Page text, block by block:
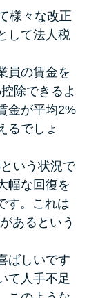
様々な改正
して法人税
員の賃金を
除できるよ
金が平均2%
るでしょ
いう状況で
幅な回復を
す。これは
あるという
ばしいです
て人手不足